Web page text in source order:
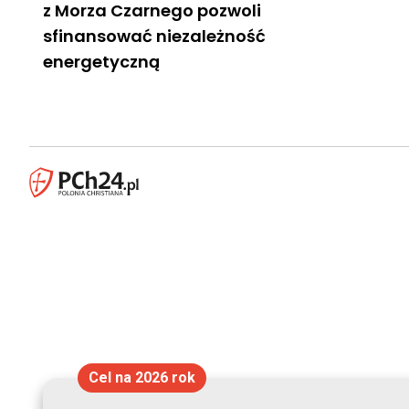
z Morza Czarnego pozwoli
sfinansować niezależność
energetyczną
Cel na 2026 rok